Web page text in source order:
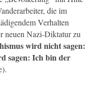
die im
Verhalten
neuen Nazi-Diktatur zu
wird nicht sagen:
sagen: Ich bin der